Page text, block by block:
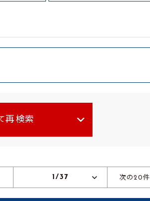
再検索
1/37 次の20件